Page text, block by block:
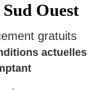
Ouest
gratuits
actuelles